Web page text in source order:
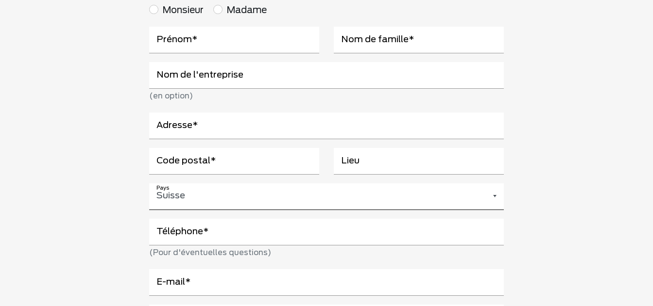
Monsieur Madame
Prénom Nom de famille
Nom de l'entreprise
(en option)
Adresse
Code postal Lieu
Suisse
Pays
Téléphone
(Pour d'éventuelles questions)
E-mail